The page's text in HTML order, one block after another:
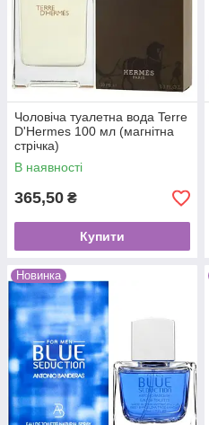
Чоловіча туалетна вода Terre
D'Hermes 100 мл (магнітна
стрічка)
В наявності
365,50 ₴
Купити
Новинка